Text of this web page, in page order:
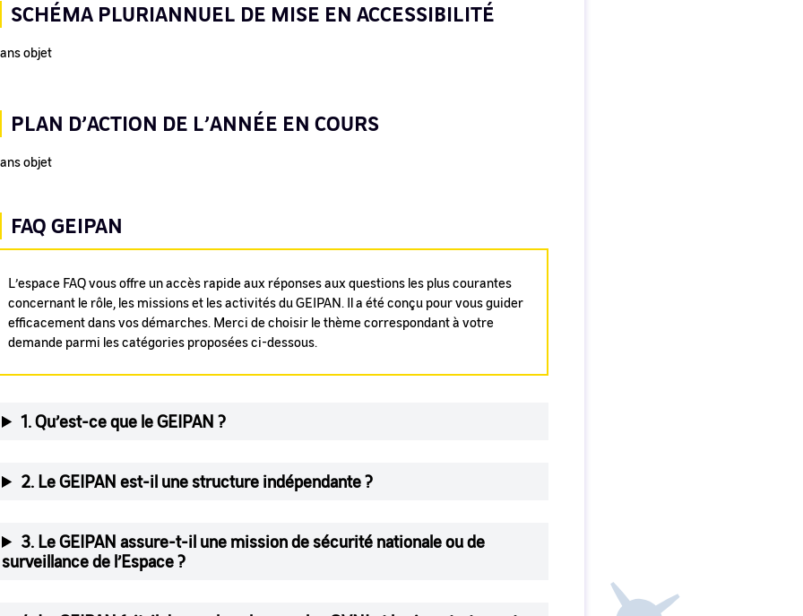
SCHÉMA PLURIANNUEL DE MISE EN ACCESSIBILITÉ
objet
PLAN D’ACTION DE L’ANNÉE EN COURS
objet
FAQ GEIPAN
L’espace FAQ vous offre un accès rapide aux réponses aux questions les plus courantes
concernant le rôle, les missions et les activités du GEIPAN. Il a été conçu pour vous guider
efficacement dans vos démarches. Merci de choisir le thème correspondant à votre
demande parmi les catégories proposées ci-dessous.
1. Qu’est-ce que le GEIPAN ?
2. Le GEIPAN est-il une structure indépendante ?
3. Le GEIPAN assure-t-il une mission de sécurité nationale ou de
surveillance de l’Espace ?